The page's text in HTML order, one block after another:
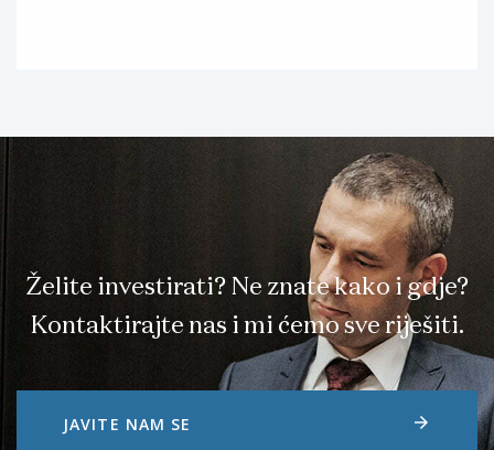
Želite investirati? Ne znate kako i gdje?
Kontaktirajte nas i mi ćemo sve riješiti.
JAVITE NAM SE arrow_forward